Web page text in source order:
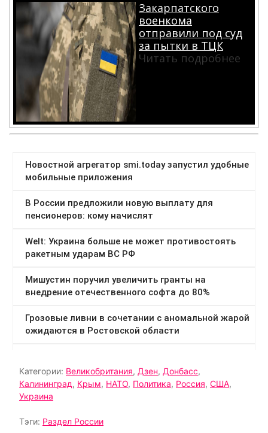
Закарпатского
военкома
отправили под суд
за пытки в ТЦК
Читать подробнее
Категории: Великобритания, Дзен, Донбасс,
Калининград, Крым, НАТО, Политика, Россия, США,
Украина
Тэги: Раздел России